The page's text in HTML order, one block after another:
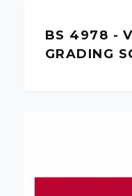
BS 4978 -
GRADING